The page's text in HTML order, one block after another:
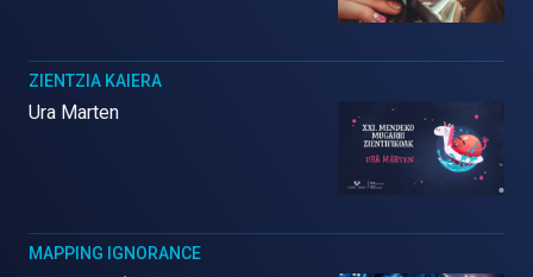
ZIENTZIA KAIERA
Ura Marten
MAPPING IGNORANCE